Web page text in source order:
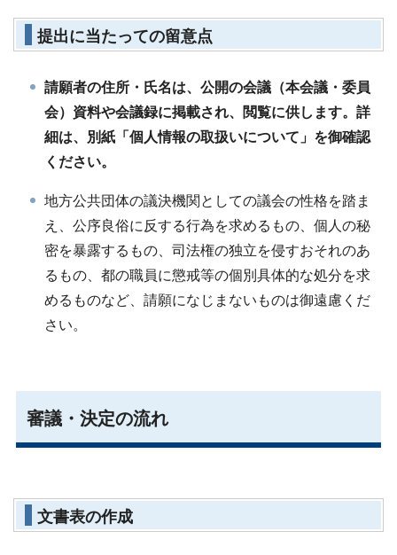
提出に当たっての留意点
請願者の住所・氏名は、公開の会議（本会議・委員
会）資料や会議録に掲載され、閲覧に供します。詳
細は、別紙「個人情報の取扱いについて」を御確認
ください。
地方公共団体の議決機関としての議会の性格を踏ま
え、公序良俗に反する行為を求めるもの、個人の秘
密を暴露するもの、司法権の独立を侵すおそれのあ
るもの、都の職員に懲戒等の個別具体的な処分を求
めるものなど、請願になじまないものは御遠慮くだ
さい。
審議・決定の流れ
文書表の作成